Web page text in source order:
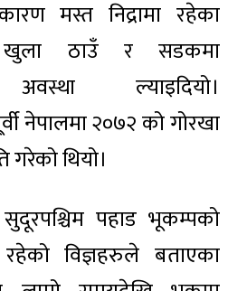
मस्त निद्रामा रहेका
खुला ठाउँ र सडकमा
ल्याइदियो।
नेपालमा २०७२ को गोरखा
थियो।
पहाड भूकम्पको
विज्ञहरुले बताएका